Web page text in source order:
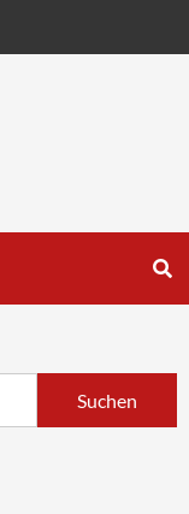
sein